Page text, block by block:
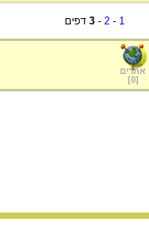
1
-
2
-
3 דפים
אתרים
[
0
]